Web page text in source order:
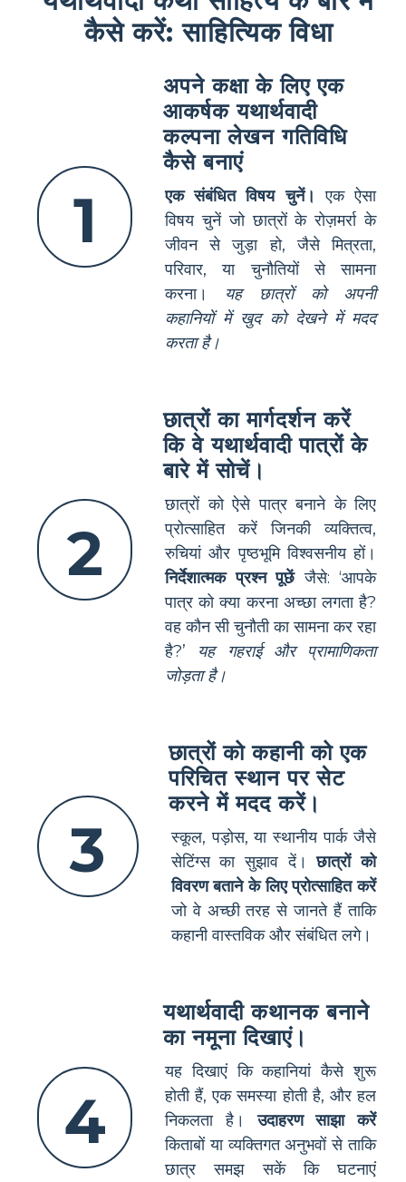
कैसे करें: साहित्यिक विधा
1
अपने कक्षा के लिए एक
आकर्षक यथार्थवादी
कल्पना लेखन गतिविधि
कैसे बनाएं
एक संबंधित विषय चुनें। एक ऐसा
विषय चुनें जो छात्रों के रोज़मर्रा के
जीवन से जुड़ा हो, जैसे मित्रता,
परिवार, या चुनौतियों से सामना
करना। यह छात्रों को अपनी
कहानियों में खुद को देखने में मदद
करता है।
2
छात्रों का मार्गदर्शन करें
कि वे यथार्थवादी पात्रों के
बारे में सोचें।
छात्रों को ऐसे पात्र बनाने के लिए
प्रोत्साहित करें जिनकी व्यक्तित्व,
रुचियां और पृष्ठभूमि विश्वसनीय हों।
निर्देशात्मक प्रश्न पूछेंजैसे: ‘आपके
पात्र को क्या करना अच्छा लगता है?
वह कौन सी चुनौती का सामना कर रहा
है?’ यह गहराई और प्रामाणिकता
जोड़ता है।
3
छात्रों को कहानी को एक
परिचित स्थान पर सेट
करने में मदद करें।
स्कूल, पड़ोस, या स्थानीय पार्क जैसे
सेटिंग्स का सुझाव दें।छात्रों को
विवरण बताने के लिए प्रोत्साहित करें
जो वे अच्छी तरह से जानते हैं ताकि
कहानी वास्तविक और संबंधित लगे।
4
यथार्थवादी कथानक बनाने
का नमूना दिखाएं।
यह दिखाएं कि कहानियां कैसे शुरू
होती हैं, एक समस्या होती है, और हल
निकलता है।उदाहरण साझा करें
किताबों या व्यक्तिगत अनुभवों से ताकि
छात्र समझ सकें कि घटनाएं